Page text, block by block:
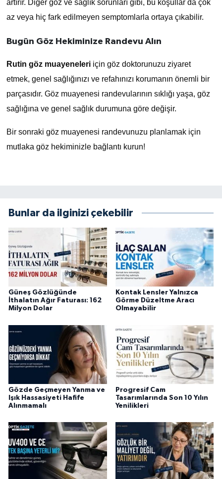
artırır. Diğer göz ve sağlık sorunları gibi, bu koşullar da çok
az veya hiç fark edilmeyen semptomlarla ortaya çıkabilir.
Bugün Göz Hekiminize Randevu Alın
Rutin göz muayeneleriiçin göz doktorunuzu ziyaret
etmek, genel sağlığınızı ve refahınızı korumanın önemli bir
parçasıdır. Göz muayenesi randevularının sıklığı yaşa, göz
sağlığına ve genel sağlık durumuna göre değişir.
Bir sonraki göz muayenesi randevunuzu planlamak için
mutlaka göz hekiminizle bağlantı kurun!
Bunlar da ilginizi çekebilir
Güneş Gözlüğünde
İthalatın Ağır Faturası: 162
Milyon Dolar
Kontak Lensler Yalnızca
Görme Düzeltme Aracı
Olmayabilir
Gözde Geçmeyen Yanma ve
Işık Hassasiyeti Hafife
Alınmamalı
Progresif Cam
Tasarımlarında Son 10 Yılın
Yenilikleri